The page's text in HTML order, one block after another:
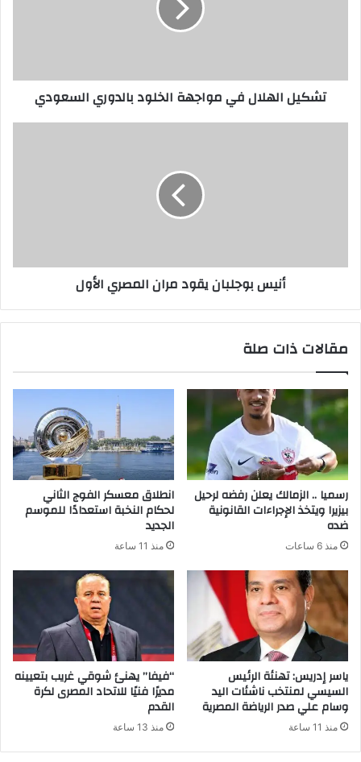
تشكيل الهلال في مواجهة الخلود بالدوري السعودي
أنيس بوجلبان يقود مران المصري الأول
مقالات ذات صلة
رسميا .. الزمالك يعلن رفضه لرحيل
بيزيرا ويتخذ الإجراءات القانونية
ضده
منذ 6 ساعات
انطلاق معسكر الفوج الثاني
لحكام النخبة استعدادًا للموسم
الجديد
منذ 11 ساعة
ياسر إدريس: تهنئة الرئيس
السيسي لمنتخب ناشئات اليد
وسام علي صدر الرياضة المصرية
منذ 11 ساعة
“فيفا” يهنئ شوقي غريب بتعيينه
مديرًا فنيًا للاتحاد المصرى لكرة
القدم
منذ 13 ساعة